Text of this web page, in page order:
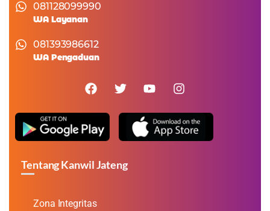
081128099990
WA Layanan
081393986612
WA Pengaduan
Tentang Kanwil Jateng
Zona Integritas